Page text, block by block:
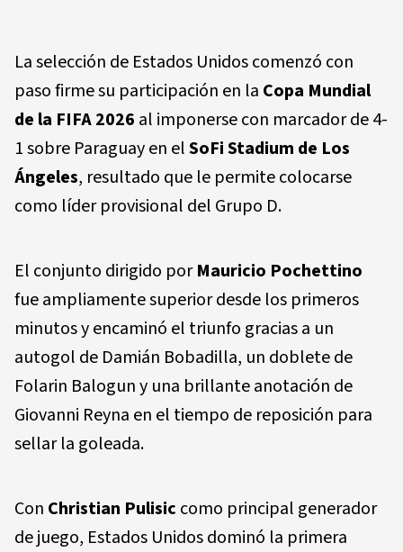
La selección de Estados Unidos comenzó con
paso firme su participación en la Copa Mundial
de la FIFA 2026 al imponerse con marcador de 4-
1 sobre Paraguay en elSoFi Stadium de Los
Ángeles, resultado que le permite colocarse
como líder provisional del Grupo D.
El conjunto dirigido porMauricio Pochettino
fue ampliamente superior desde los primeros
minutos y encaminó el triunfo gracias a un
autogol de Damián Bobadilla, un doblete de
Folarin Balogun y una brillante anotación de
Giovanni Reyna en el tiempo de reposición para
sellar la goleada.
Con Christian Pulisic como principal generador
de juego, Estados Unidos dominó la primera